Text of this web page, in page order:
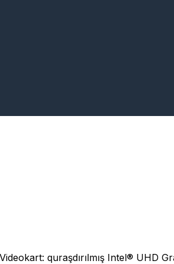
quraşdırılmış Intel® UHD